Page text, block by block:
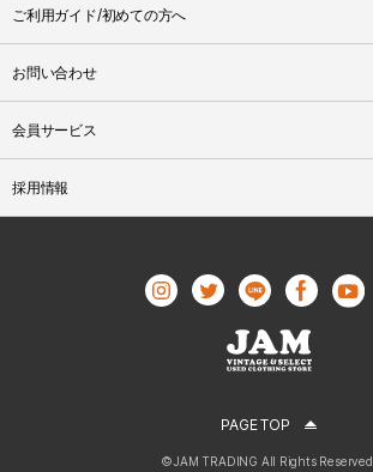
ご利用ガイド/初めての方へ
お問い合わせ
会員サービス
採用情報
PAGE TOP
©JAM TRADING All Rights Reserved.